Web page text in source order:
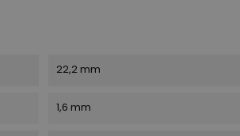
22,2 mm
1,6 mm